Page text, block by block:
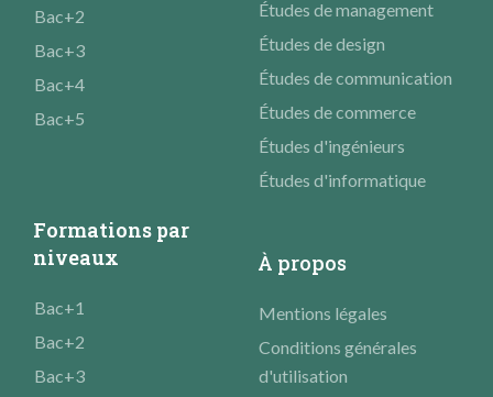
Bac+2
Bac+3
Bac+4
Bac+5
Études de management
Études de design
Études de communication
Études de commerce
Études d'ingénieurs
Études d'informatique
Formations par
niveaux
Bac+1
Bac+2
Bac+3
À propos
Mentions légales
Conditions générales
d'utilisation